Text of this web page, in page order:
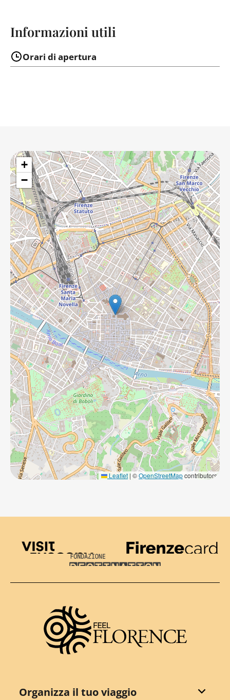
Informazioni utili
Orari di apertura
+
−
Leaflet | ©OpenStreetMapcontributors
Visit Tuscany
Firenze Card
Destination Florence
Organizza il tuo viaggio